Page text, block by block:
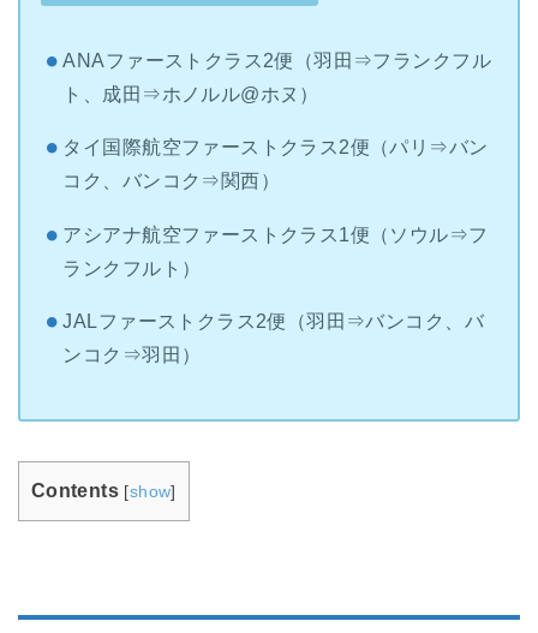
ANAファーストクラス2便（羽田⇒フランクフル
ト、成田⇒ホノルル@ホヌ）
タイ国際航空ファーストクラス2便（パリ⇒バン
コク、バンコク⇒関西）
アシアナ航空ファーストクラス1便（ソウル⇒フ
ランクフルト）
JALファーストクラス2便（羽田⇒バンコク、バ
ンコク⇒羽田）
Contents [show]